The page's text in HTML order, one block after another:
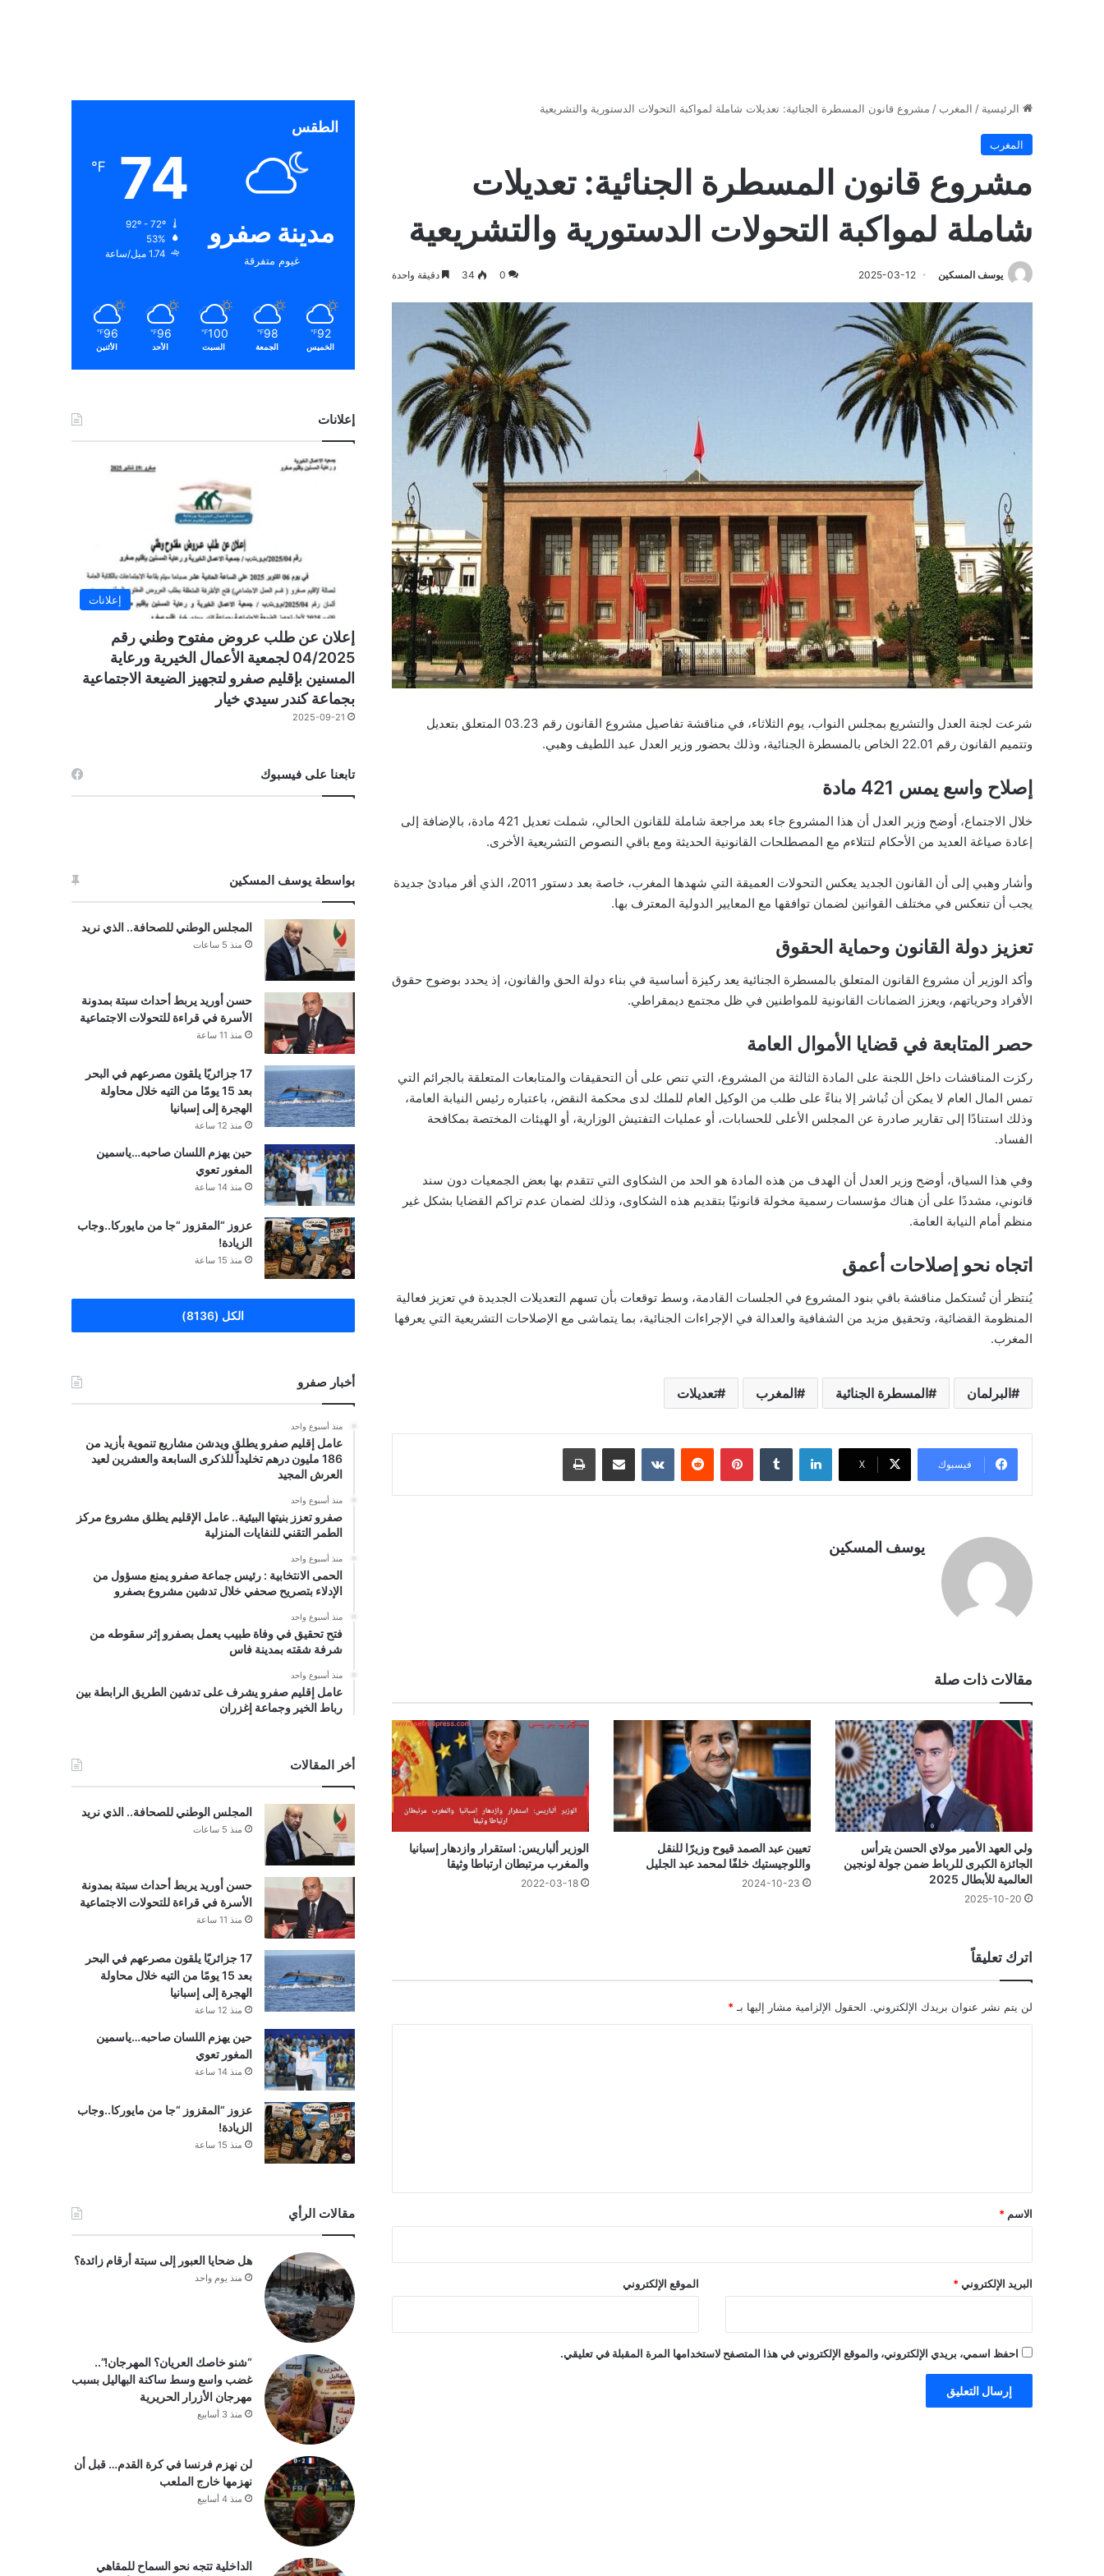
الرئيسية / المغرب / مشروع قانون المسطرة الجنائية: تعديلات شاملة لمواكبة التحولات الدستورية والتشريعية
المغرب
مشروع قانون المسطرة الجنائية: تعديلات
شاملة لمواكبة التحولات الدستورية والتشريعية
يوسف المسكين 2025-03-12
0
34 دقيقة واحدة
شرعت لجنة العدل والتشريع بمجلس النواب، يوم الثلاثاء، في مناقشة تفاصيل مشروع القانون رقم 03.23 المتعلق بتعديل
وتتميم القانون رقم 22.01 الخاص بالمسطرة الجنائية، وذلك بحضور وزير العدل عبد اللطيف وهبي.
إصلاح واسع يمس 421 مادة
خلال الاجتماع، أوضح وزير العدل أن هذا المشروع جاء بعد مراجعة شاملة للقانون الحالي، شملت تعديل 421 مادة، بالإضافة إلى
إعادة صياغة العديد من الأحكام لتتلاءم مع المصطلحات القانونية الحديثة ومع باقي النصوص التشريعية الأخرى.
وأشار وهبي إلى أن القانون الجديد يعكس التحولات العميقة التي شهدها المغرب، خاصة بعد دستور 2011، الذي أقر مبادئ جديدة
يجب أن تنعكس في مختلف القوانين لضمان توافقها مع المعايير الدولية المعترف بها.
تعزيز دولة القانون وحماية الحقوق
وأكد الوزير أن مشروع القانون المتعلق بالمسطرة الجنائية يعد ركيزة أساسية في بناء دولة الحق والقانون، إذ يحدد بوضوح حقوق
الأفراد وحرياتهم، ويعزز الضمانات القانونية للمواطنين في ظل مجتمع ديمقراطي.
حصر المتابعة في قضايا الأموال العامة
ركزت المناقشات داخل اللجنة على المادة الثالثة من المشروع، التي تنص على أن التحقيقات والمتابعات المتعلقة بالجرائم التي
تمس المال العام لا يمكن أن تُباشر إلا بناءً على طلب من الوكيل العام للملك لدى محكمة النقض، باعتباره رئيس النيابة العامة،
وذلك استنادًا إلى تقارير صادرة عن المجلس الأعلى للحسابات، أو عمليات التفتيش الوزارية، أو الهيئات المختصة بمكافحة
الفساد.
وفي هذا السياق، أوضح وزير العدل أن الهدف من هذه المادة هو الحد من الشكاوى التي تتقدم بها بعض الجمعيات دون سند
قانوني، مشددًا على أن هناك مؤسسات رسمية مخولة قانونيًا بتقديم هذه الشكاوى، وذلك لضمان عدم تراكم القضايا بشكل غير
منظم أمام النيابة العامة.
اتجاه نحو إصلاحات أعمق
يُنتظر أن تُستكمل مناقشة باقي بنود المشروع في الجلسات القادمة، وسط توقعات بأن تسهم التعديلات الجديدة في تعزيز فعالية
المنظومة القضائية، وتحقيق مزيد من الشفافية والعدالة في الإجراءات الجنائية، بما يتماشى مع الإصلاحات التشريعية التي يعرفها
المغرب.
البرلمان المسطرة الجنائية المغرب تعديلات
فيسبوك ‫X
لينكدإن بينتيريست مشاركة عبر البريد طباعة
يوسف المسكين
مقالات ذات صلة
ولي العهد الأمير مولاي الحسن يترأس
الجائزة الكبرى للرباط ضمن جولة لونجين
العالمية للأبطال 2025
2025-10-20
تعيين عبد الصمد قيوح وزيرًا للنقل
واللوجيستيك خلفًا لمحمد عبد الجليل
2024-10-23
الوزير ألباريس: استقرار وازدهار إسبانيا
والمغرب مرتبطان ارتباطا وثيقا
2022-03-18
اترك تعليقاً
لن يتم نشر عنوان بريدك الإلكتروني. الحقول الإلزامية مشار إليها بـ *
*
الاسم *
البريد الإلكتروني * الموقع الإلكتروني
احفظ اسمي، بريدي الإلكتروني، والموقع الإلكتروني في هذا المتصفح لاستخدامها المرة المقبلة في تعليقي.
الطقس
مدينة صفرو
غيوم متفرقة
74
℉
53%
1.74 ميل/ساعة
92
℉
الخميس
98
℉
الجمعة
100
℉
السبت
96
℉
الأحد
96
℉
الأثنين
إعلانات
إعلانات
إعلان عن طلب عروض مفتوح وطني رقم
04/2025 لجمعية الأعمال الخيرية ورعاية
المسنين بإقليم صفرو لتجهيز الضيعة الاجتماعية
بجماعة كندر سيدي خيار
2025-09-21
تابعنا على فيسبوك
بواسطة يوسف المسكين
المجلس الوطني للصحافة.. الذي نريد
منذ 5 ساعات
حسن أوريد يربط أحداث سبتة بمدونة
الأسرة في قراءة للتحولات الاجتماعية
منذ 11 ساعة
17 جزائريًا يلقون مصرعهم في البحر
بعد 15 يومًا من التيه خلال محاولة
الهجرة إلى إسبانيا
منذ 12 ساعة
حين يهزم اللسان صاحبه…ياسمين
المغور تعوي
منذ 14 ساعة
عزوز “المقزوز “جا من مايوركا..وجاب
الزيادة!
منذ 15 ساعة
الكل (8136)
أخبار صفرو
منذ أسبوع واحد
عامل إقليم صفرو يطلق ويدشن مشاريع تنموية بأزيد من
186 مليون درهم تخليداً للذكرى السابعة والعشرين لعيد
العرش المجيد
منذ أسبوع واحد
صفرو تعزز بنيتها البيئية.. عامل الإقليم يطلق مشروع مركز
الطمر التقني للنفايات المنزلية
منذ أسبوع واحد
الحمى الانتخابية : رئيس جماعة صفرو يمنع مسؤول من
الإدلاء بتصريح صحفي خلال تدشين مشروع بصفرو
منذ أسبوع واحد
فتح تحقيق في وفاة طبيب يعمل بصفرو إثر سقوطه من
شرفة شقته بمدينة فاس
منذ أسبوع واحد
عامل إقليم صفرو يشرف على تدشين الطريق الرابطة بين
رباط الخير وجماعة إغزران
أخر المقالات
المجلس الوطني للصحافة.. الذي نريد
منذ 5 ساعات
حسن أوريد يربط أحداث سبتة بمدونة
الأسرة في قراءة للتحولات الاجتماعية
منذ 11 ساعة
17 جزائريًا يلقون مصرعهم في البحر
بعد 15 يومًا من التيه خلال محاولة
الهجرة إلى إسبانيا
منذ 12 ساعة
حين يهزم اللسان صاحبه…ياسمين
المغور تعوي
منذ 14 ساعة
عزوز “المقزوز “جا من مايوركا..وجاب
الزيادة!
منذ 15 ساعة
مقالات الرأي
هل ضحايا العبور إلى سبتة أرقام زائدة؟
منذ يوم واحد
“شنو خاصك العريان؟ المهرجان!”..
غضب واسع وسط ساكنة البهاليل بسبب
مهرجان الأزرار الحريرية
منذ 3 أسابيع
لن نهزم فرنسا في كرة القدم… قبل أن
نهزمها خارج الملعب
منذ 4 أسابيع
الداخلية تتجه نحو السماح للمقاهي